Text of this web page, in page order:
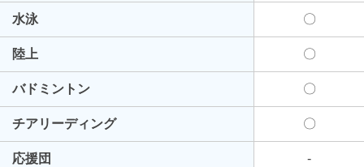
水泳 〇
陸上 〇
バドミントン 〇
チアリーディング 〇
応援団 -